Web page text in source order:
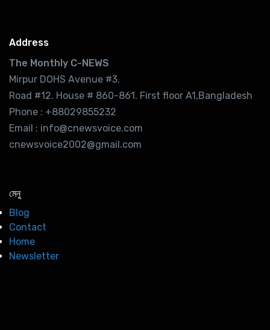
Address
The Monthly C-NEWS
Mirpur DOHS Avenue #3.
Road #12. House # 860-861. First floor A1,Bangladesh
Phone : +88029855232
Email : info@cnewsvoice.com
cnewsvoice2002@gmail.com
মেনু
Blog
Contact
Home
Newsletter